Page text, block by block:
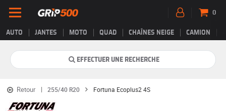
AUTO JANTES MOTO QUAD CHAÎNES NEIGE CAMION
0
EFFECTUER UNE RECHERCHE
Retour 255/40 R20 Fortuna Ecoplus2 4S